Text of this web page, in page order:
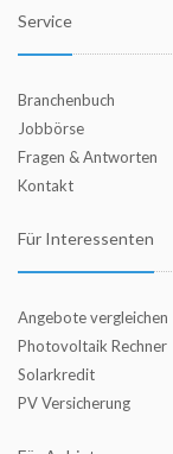
Service
Branchenbuch
Jobbörse
Fragen & Antworten
Kontakt
Für Interessenten
Angebote vergleichen
Photovoltaik Rechner
Solarkredit
PV Versicherung